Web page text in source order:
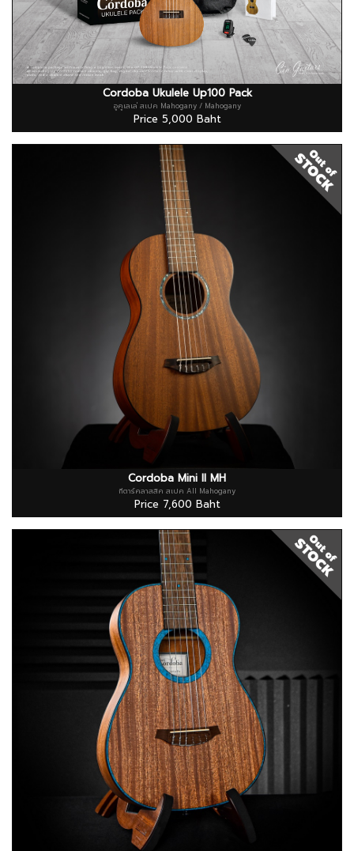
Cordoba Ukulele Up100 Pack
อูคูเลเล่ สเปค Mahogany / Mahogany
Price 5,000 Baht
Cordoba Mini II MH
กีตาร์คลาสสิค สเปค All Mahogany
Price 7,600 Baht